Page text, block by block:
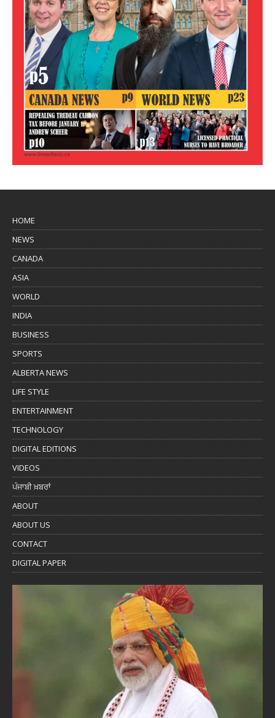
HOME
NEWS
CANADA
ASIA
WORLD
INDIA
BUSINESS
SPORTS
ALBERTA NEWS
LIFE STYLE
ENTERTAINMENT
TECHNOLOGY
DIGITAL EDITIONS
VIDEOS
ਪੰਜਾਬੀ ਖ਼ਬਰਾਂ
ABOUT
ABOUT US
CONTACT
DIGITAL PAPER